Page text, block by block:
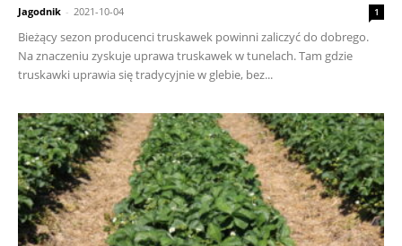
Jagodnik - 2021-10-04 1
Bieżący sezon producenci truskawek powinni zaliczyć do dobrego.
Na znaczeniu zyskuje uprawa truskawek w tunelach. Tam gdzie
truskawki uprawia się tradycyjnie w glebie, bez...